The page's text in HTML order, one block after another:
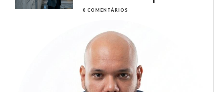
0 COMENTÁRIOS